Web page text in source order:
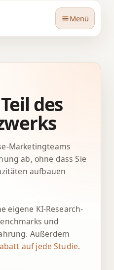
Menü
des
Marketingteams
ab, ohne dass Sie
aufbauen
eigene KI-Research-
und
Außerdem
auf jede Studie.